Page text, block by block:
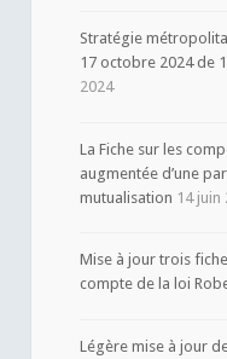
Stratégie
17 octobre 2024 de
2024
La Fiche sur les
augmentée d’une
mutualisation 14 juin
Mise à jour trois
compte de la loi
Légère mise à jour